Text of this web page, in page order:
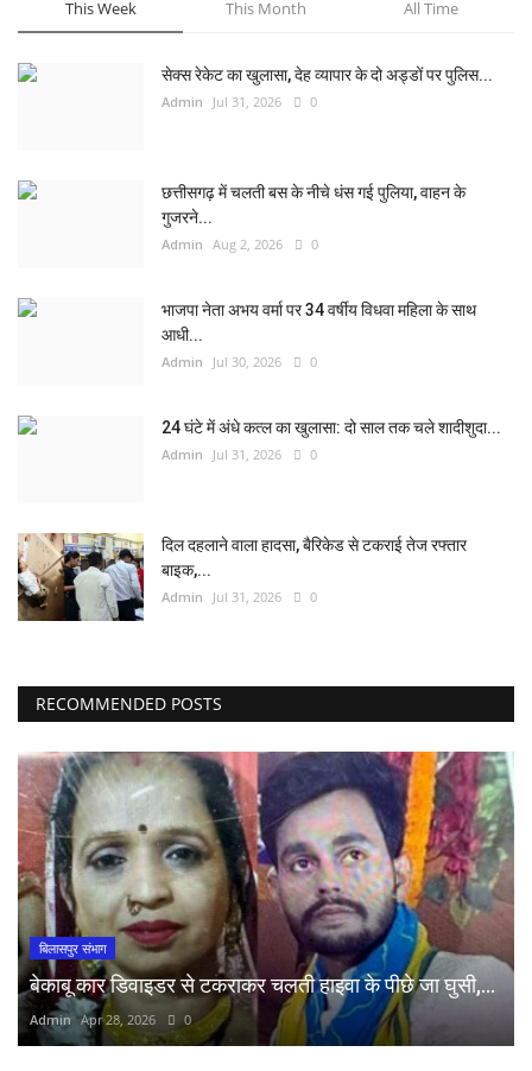
This Week This Month All Time
सेक्स रेकेट का खुलासा, देह व्यापार के दो अड्डों पर पुलिस...
Admin Jul 31, 2026 0
छत्तीसगढ़ में चलती बस के नीचे धंस गई पुलिया, वाहन के
गुजरने...
Admin Aug 2, 2026 0
भाजपा नेता अभय वर्मा पर 34 वर्षीय विधवा महिला के साथ
आधी...
Admin Jul 30, 2026 0
24 घंटे में अंधे कत्ल का खुलासा: दो साल तक चले शादीशुदा...
Admin Jul 31, 2026 0
दिल दहलाने वाला हादसा, बैरिकेड से टकराई तेज रफ्तार
बाइक,...
Admin Jul 31, 2026 0
RECOMMENDED POSTS
बिलासपुर संभाग
बेकाबू कार डिवाइडर से टकराकर चलती हाइवा के पीछे जा घुसी,...
Admin Apr 28, 2026 0